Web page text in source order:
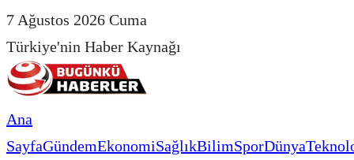
7 Ağustos 2026 Cuma
Türkiye'nin Haber Kaynağı
Ana
SayfaGündemEkonomiSağlıkBilimSporDünya